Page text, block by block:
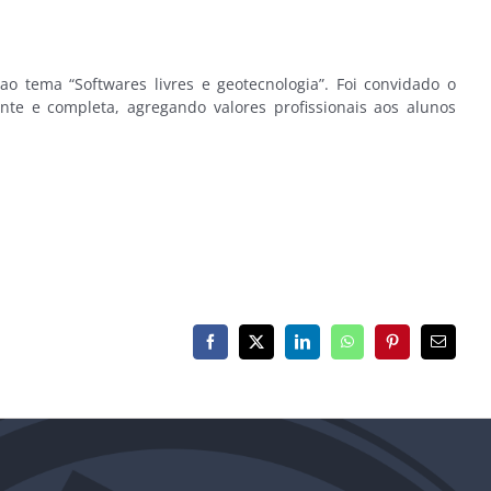
“Softwares livres e geotecnologia”. Foi convidado o
e completa, agregando valores profissionais aos alunos
Facebook
X LinkedInWhatsAppPinterest
E-
mail